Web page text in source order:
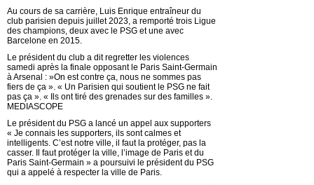
Au cours de sa carrière, Luis Enrique entraîneur du
club parisien depuis juillet 2023, a remporté trois Ligue
des champions, deux avec le PSG et une avec
Barcelone en 2015.
Le président du club a dit regretter les violences
samedi après la finale opposant le Paris Saint-Germain
à Arsenal : »On est contre ça, nous ne sommes pas
fiers de ça ». « Un Parisien qui soutient le PSG ne fait
pas ça ». « Ils ont tiré des grenades sur des familles ».
MEDIASCOPE
Le président du PSG a lancé un appel aux supporters
« Je connais les supporters, ils sont calmes et
intelligents. C’est notre ville, il faut la protéger, pas la
casser. Il faut protéger la ville, l’image de Paris et du
Paris Saint-Germain » a poursuivi le président du PSG
qui a appelé à respecter la ville de Paris.